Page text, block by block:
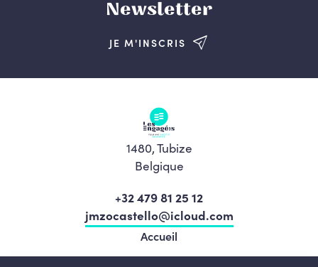
Newsletter
JE M'INSCRIS
1480, Tubize
Belgique
+32 479 81 25 12
jmzocastello@icloud.com
Accueil
Nos élu.e.s